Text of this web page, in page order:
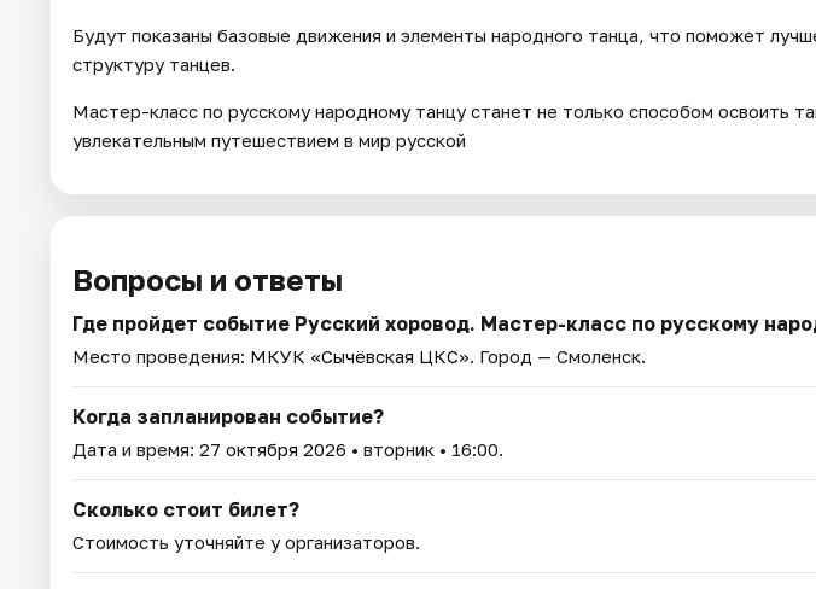
Будут показаны базовые движения и элементы народного танца, что поможет
структуру танцев.
Мастер-класс по русскому народному танцу станет не только способом освоить
увлекательным путешествием в мир русской
Вопросы и ответы
Где пройдет событие Русский хоровод. Мастер-класс по русскому
Место проведения: МКУК «Сычёвская ЦКС». Город — Смоленск.
Когда запланирован событие?
Дата и время: 27 октября 2026 • вторник • 16:00.
Сколько стоит билет?
Стоимость уточняйте у организаторов.